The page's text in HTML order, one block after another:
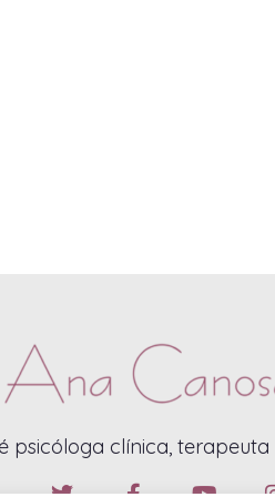
psicóloga clínica, terapeuta